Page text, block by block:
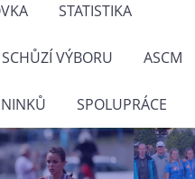
STATISTIKA
VÝBORU ASCM
SPOLUPRÁCE